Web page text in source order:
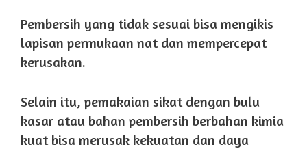
Pembersih yang tidak sesuai bisa mengikis
lapisan permukaan nat dan mempercepat
kerusakan.
Selain itu, pemakaian sikat dengan bulu
kasar atau bahan pembersih berbahan kimia
kuat bisa merusak kekuatan dan daya